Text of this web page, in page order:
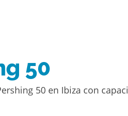
50
50 en Ibiza con